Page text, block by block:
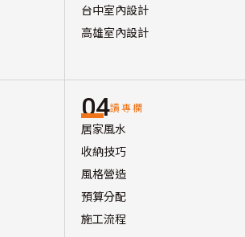
台中室內設計
高雄室內設計
04讀專欄
居家風水
收納技巧
風格營造
預算分配
施工流程